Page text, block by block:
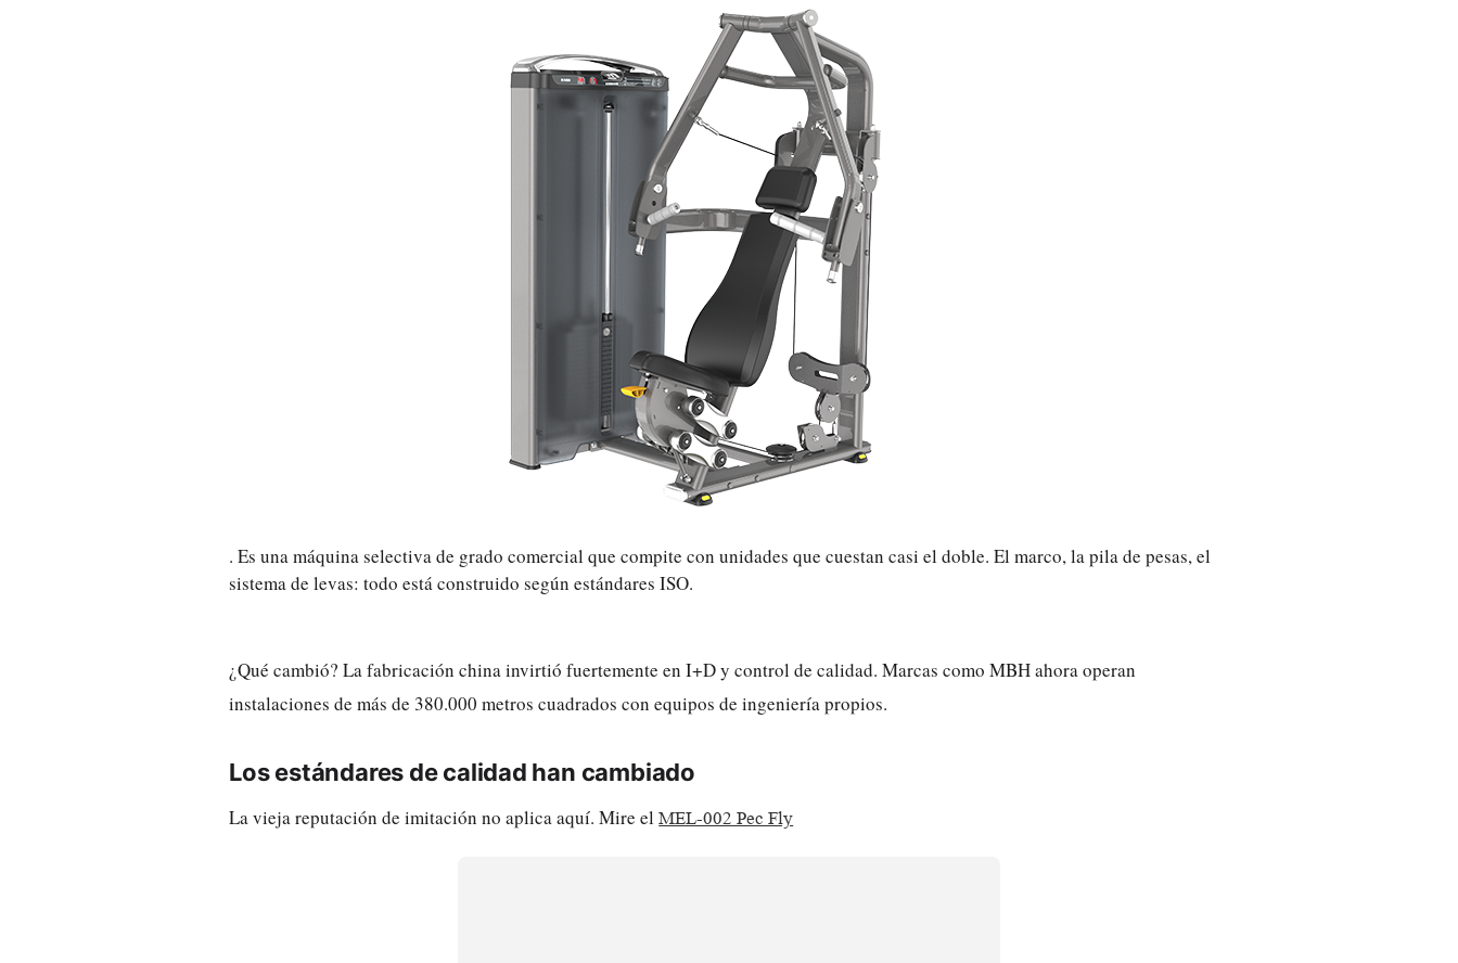
. Es una máquina selectiva de grado comercial que compite con unidades que cuestan casi el doble. El marco, la pila de pesas, el
sistema de levas: todo está construido según estándares ISO.
¿Qué cambió? La fabricación china invirtió fuertemente en I+D y control de calidad. Marcas como MBH ahora operan
instalaciones de más de 380.000 metros cuadrados con equipos de ingeniería propios.
Los estándares de calidad han cambiado
La vieja reputación de imitación no aplica aquí. Mire elMEL-002 Pec Fly